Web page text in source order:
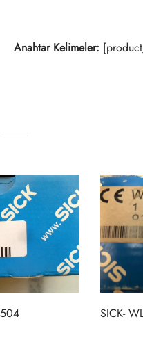
Anahtar Kelimeler:
SICK-